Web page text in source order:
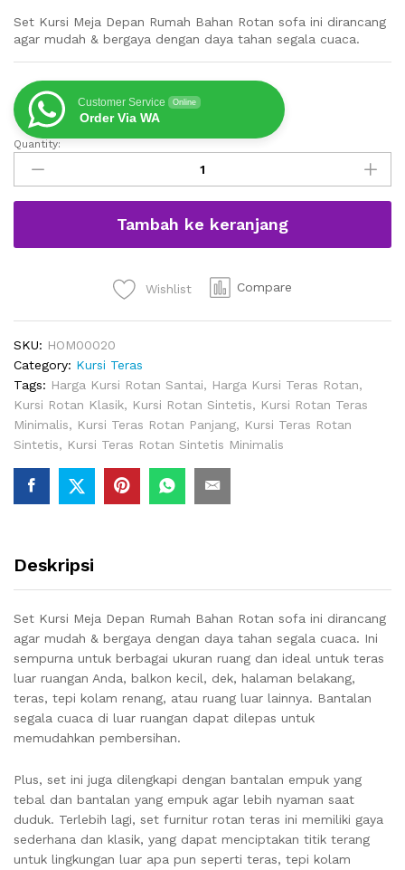
Set Kursi Meja Depan Rumah Bahan Rotan sofa ini dirancang
agar mudah & bergaya dengan daya tahan segala cuaca.
Customer Service Online
Order Via WA
Set
Kursi
Meja
Depan
Bahan
Quantity:
Tambah ke keranjang
Wishlist Compare
SKU: HOM00020
Category: Kursi Teras
Tags: Harga Kursi Rotan Santai, Harga Kursi Teras Rotan,
Kursi Rotan Klasik, Kursi Rotan Sintetis, Kursi Rotan Teras
Minimalis, Kursi Teras Rotan Panjang, Kursi Teras Rotan
Sintetis, Kursi Teras Rotan Sintetis Minimalis
Deskripsi
Set Kursi Meja Depan Rumah Bahan Rotan sofa ini dirancang
agar mudah & bergaya dengan daya tahan segala cuaca. Ini
sempurna untuk berbagai ukuran ruang dan ideal untuk teras
luar ruangan Anda, balkon kecil, dek, halaman belakang,
teras, tepi kolam renang, atau ruang luar lainnya. Bantalan
segala cuaca di luar ruangan dapat dilepas untuk
memudahkan pembersihan.
Plus, set ini juga dilengkapi dengan bantalan empuk yang
tebal dan bantalan yang empuk agar lebih nyaman saat
duduk. Terlebih lagi, set furnitur rotan teras ini memiliki gaya
sederhana dan klasik, yang dapat menciptakan titik terang
untuk lingkungan luar apa pun seperti teras, tepi kolam